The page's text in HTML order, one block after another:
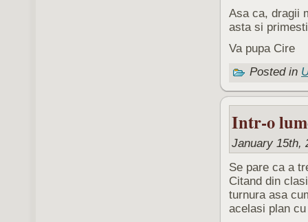
Asa ca, dragii
asta si
Va pupa Cire
Posted in
Intr-o
January 15th,
Se pare ca a
Citand din
turnura asa
acelasi plan